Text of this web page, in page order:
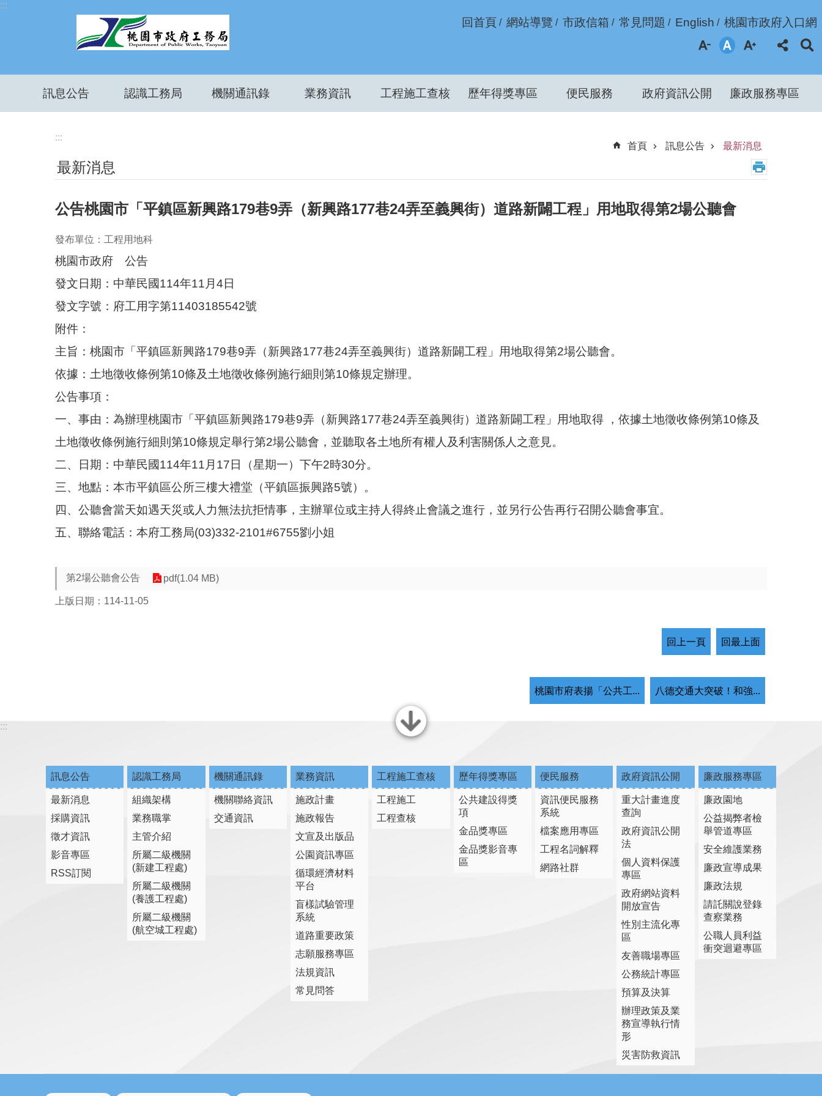
跳到主要內容區塊
:::
回首頁 網站導覽 市政信箱 常見問題 English 桃園市政府入口網
訊息公告 認識工務局 機關通訊錄 業務資訊 工程施工查核 歷年得獎專區 便民服務 政府資訊公開 廉政服務專區
:::
首頁
訊息公告 最新消息
最新消息
公告桃園市「平鎮區新興路179巷9弄（新興路177巷24弄至義興街）道路新闢工程」用地取得第2場公聽會
發布單位：工程用地科
桃園市政府 公告
發文日期：中華民國114年11月4日
發文字號：府工用字第11403185542號
附件：
主旨：桃園市「平鎮區新興路179巷9弄（新興路177巷24弄至義興街）道路新闢工程」用地取得第2場公聽會。
依據：土地徵收條例第10條及土地徵收條例施行細則第10條規定辦理。
公告事項：
一、事由：為辦理桃園市「平鎮區新興路179巷9弄（新興路177巷24弄至義興街）道路新闢工程」用地取得 ，依據土地徵收條例第10條及
土地徵收條例施行細則第10條規定舉行第2場公聽會，並聽取各土地所有權人及利害關係人之意見。
二、日期：中華民國114年11月17日（星期一）下午2時30分。
三、地點：本市平鎮區公所三樓大禮堂（平鎮區振興路5號）。
四、公聽會當天如遇天災或人力無法抗拒情事，主辦單位或主持人得終止會議之進行，並另行公告再行召開公聽會事宜。
五、聯絡電話：本府工務局(03)332-2101#6755劉小姐
第2場公聽會公告 pdf(1.04 MB)
上版日期：114-11-05
回上一頁 回最上面
桃園市府表揚「公共工... 八德交通大突破！和強...
關閉
:::
訊息公告
最新消息
採購資訊
徵才資訊
影音專區
RSS訂閱
認識工務局
組織架構
業務職掌
主管介紹
所屬二級機關
(新建工程處)
所屬二級機關
(養護工程處)
所屬二級機關
(航空城工程處)
機關通訊錄
機關聯絡資訊
交通資訊
業務資訊
施政計畫
施政報告
文宣及出版品
公園資訊專區
循環經濟材料
平台
盲樣試驗管理
系統
道路重要政策
志願服務專區
法規資訊
常見問答
工程施工查核
工程施工
工程查核
歷年得獎專區
公共建設得獎
項
金品獎專區
金品獎影音專
區
便民服務
資訊便民服務
系統
檔案應用專區
工程名詞解釋
網路社群
政府資訊公開
重大計畫進度
查詢
政府資訊公開
法
個人資料保護
專區
政府網站資料
開放宣告
性別主流化專
區
友善職場專區
公務統計專區
預算及決算
辦理政策及業
務宣導執行情
形
災害防救資訊
廉政服務專區
廉政園地
公益揭弊者檢
舉管道專區
安全維護業務
廉政宣導成果
廉政法規
請託關說登錄
查察業務
公職人員利益
衝突迴避專區